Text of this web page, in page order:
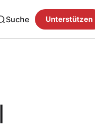
Suche Unterstützen